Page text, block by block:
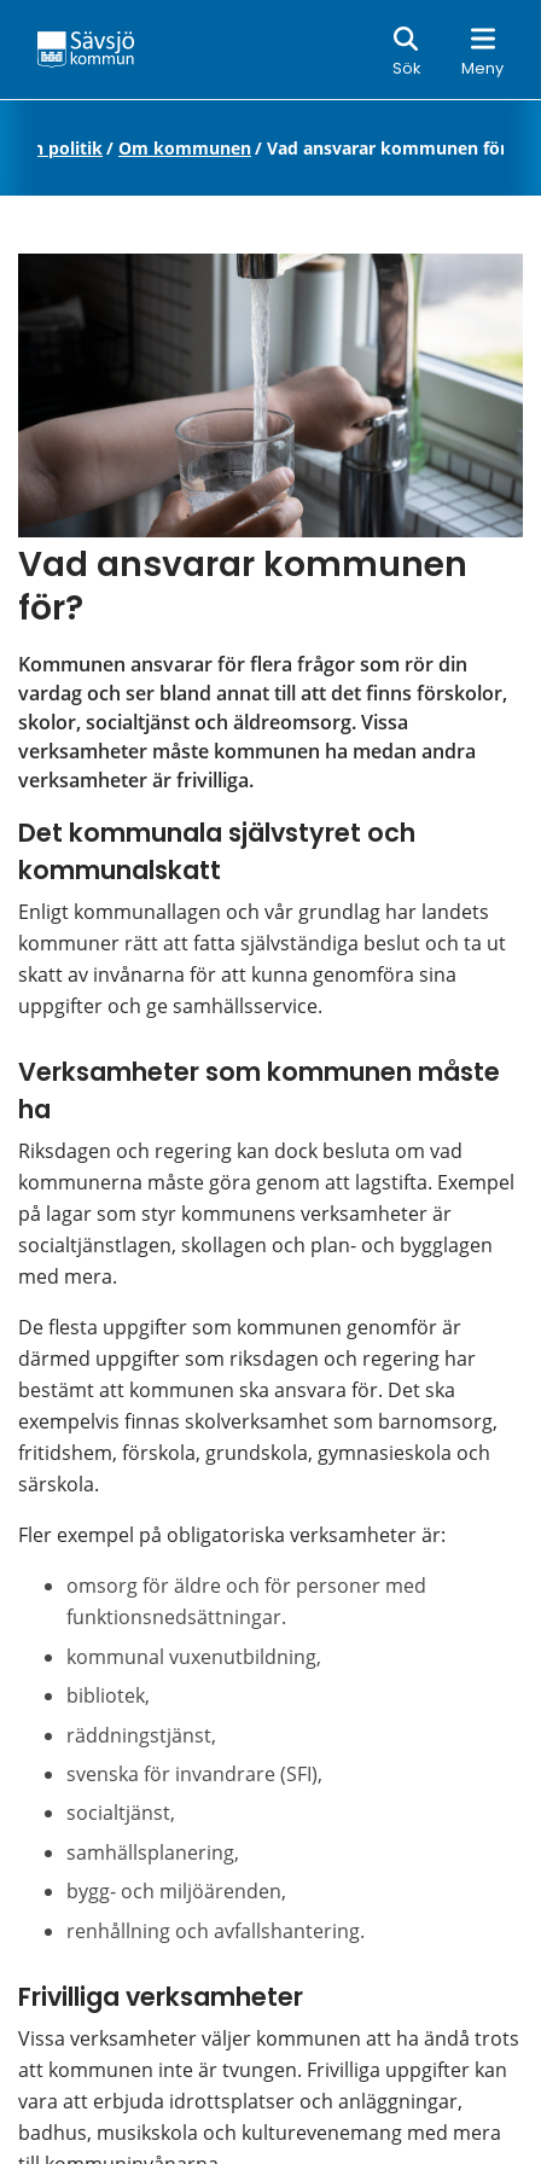
Sök Meny
Sök
och politik/ Om kommunen/ Vad ansvarar kommunen för?
Vad ansvarar kommunen
för?
Kommunen ansvarar för flera frågor som rör din
vardag och ser bland annat till att det finns förskolor,
skolor, socialtjänst och äldreomsorg. Vissa
verksamheter måste kommunen ha medan andra
verksamheter är frivilliga.
Det kommunala självstyret och
kommunalskatt
Enligt kommunallagen och vår grundlag har landets
kommuner rätt att fatta självständiga beslut och ta ut
skatt av invånarna för att kunna genomföra sina
uppgifter och ge samhällsservice.
Verksamheter som kommunen måste
ha
Riksdagen och regering kan dock besluta om vad
kommunerna måste göra genom att lagstifta. Exempel
på lagar som styr kommunens verksamheter är
socialtjänstlagen, skollagen och plan- och bygglagen
med mera.
De flesta uppgifter som kommunen genomför är
därmed uppgifter som riksdagen och regering har
bestämt att kommunen ska ansvara för. Det ska
exempelvis finnas skolverksamhet som barnomsorg,
fritidshem, förskola, grundskola, gymnasieskola och
särskola.
Fler exempel på obligatoriska verksamheter är:
omsorg för äldre och för personer med
funktionsnedsättningar.
kommunal vuxenutbildning,
bibliotek,
räddningstjänst,
svenska för invandrare (SFI),
socialtjänst,
samhällsplanering,
bygg- och miljöärenden,
renhållning och avfallshantering.
Frivilliga verksamheter
Vissa verksamheter väljer kommunen att ha ändå trots
att kommunen inte är tvungen. Frivilliga uppgifter kan
vara att erbjuda idrottsplatser och anläggningar,
badhus, musikskola och kulturevenemang med mera